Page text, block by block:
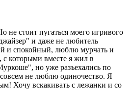
не стоит пугаться моего игривого
и даже не любитель
и спокойный, люблю мурчать и
с которыми вместе я жил в
но уже разъехались по
не люблю одиночество. Я
Хочу вскакивать с лежанки и со